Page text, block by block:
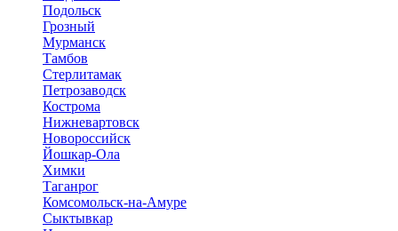
Подольск
Грозный
Мурманск
Тамбов
Стерлитамак
Петрозаводск
Кострома
Нижневартовск
Новороссийск
Йошкар-Ола
Химки
Таганрог
Комсомольск-на-Амуре
Сыктывкар